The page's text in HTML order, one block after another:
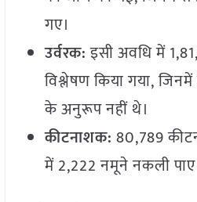
गए।
उर्वरक:इसी अवधि में
विश्लेषण किया गया,
के अनुरूप नहीं थे।
कीटनाशक: 80,789
में 2,222 नमूने नकली